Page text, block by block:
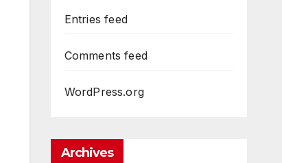
Entries feed
Comments feed
WordPress.org
Archives